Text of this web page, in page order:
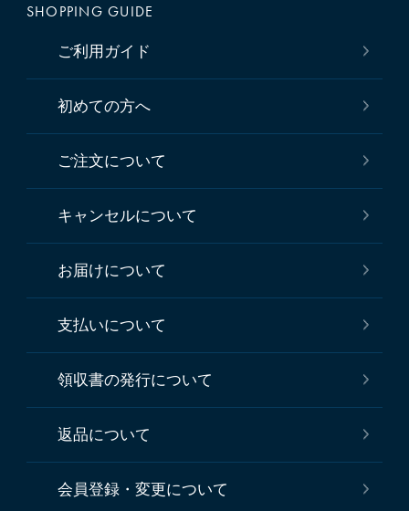
SHOPPING GUIDE
ご利用ガイド
初めての方へ
ご注文について
キャンセルについて
お届けについて
支払いについて
領収書の発行について
返品について
会員登録・変更について